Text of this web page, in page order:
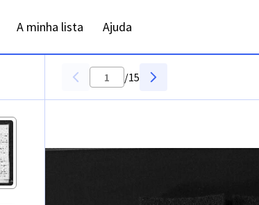
A minha lista Ajuda
/15